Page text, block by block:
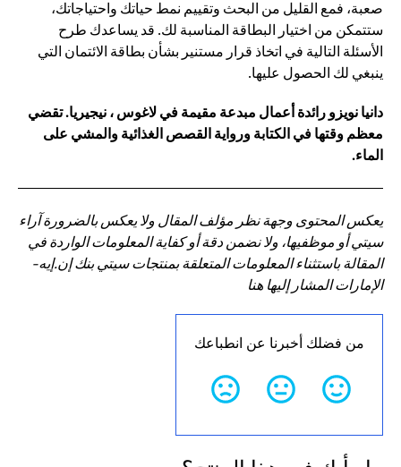
صعبة، فمع القليل من البحث وتقييم نمط حياتك واحتياجاتك،
ستتمكن من اختيار البطاقة المناسبة لك. قد يساعدك طرح
الأسئلة التالية في اتخاذ قرار مستنير بشأن بطاقة الائتمان التي
ينبغي لك الحصول عليها.
دانيا نويزو رائدة أعمال مبدعة مقيمة في لاغوس ، نيجيريا. تقضي
معظم وقتها في الكتابة ورواية القصص الغذائية والمشي على
الماء.
يعكس المحتوى وجهة نظر مؤلف المقال ولا يعكس بالضرورة آراء
سيتي أو موظفيها، ولا نضمن دقة أو كفاية المعلومات الواردة في
المقالة باستثناء المعلومات المتعلقة بمنتجات سيتي بنك إن.إيه-
الإمارات المشار إليها هنا
من فضلك أخبرنا عن انطباعك